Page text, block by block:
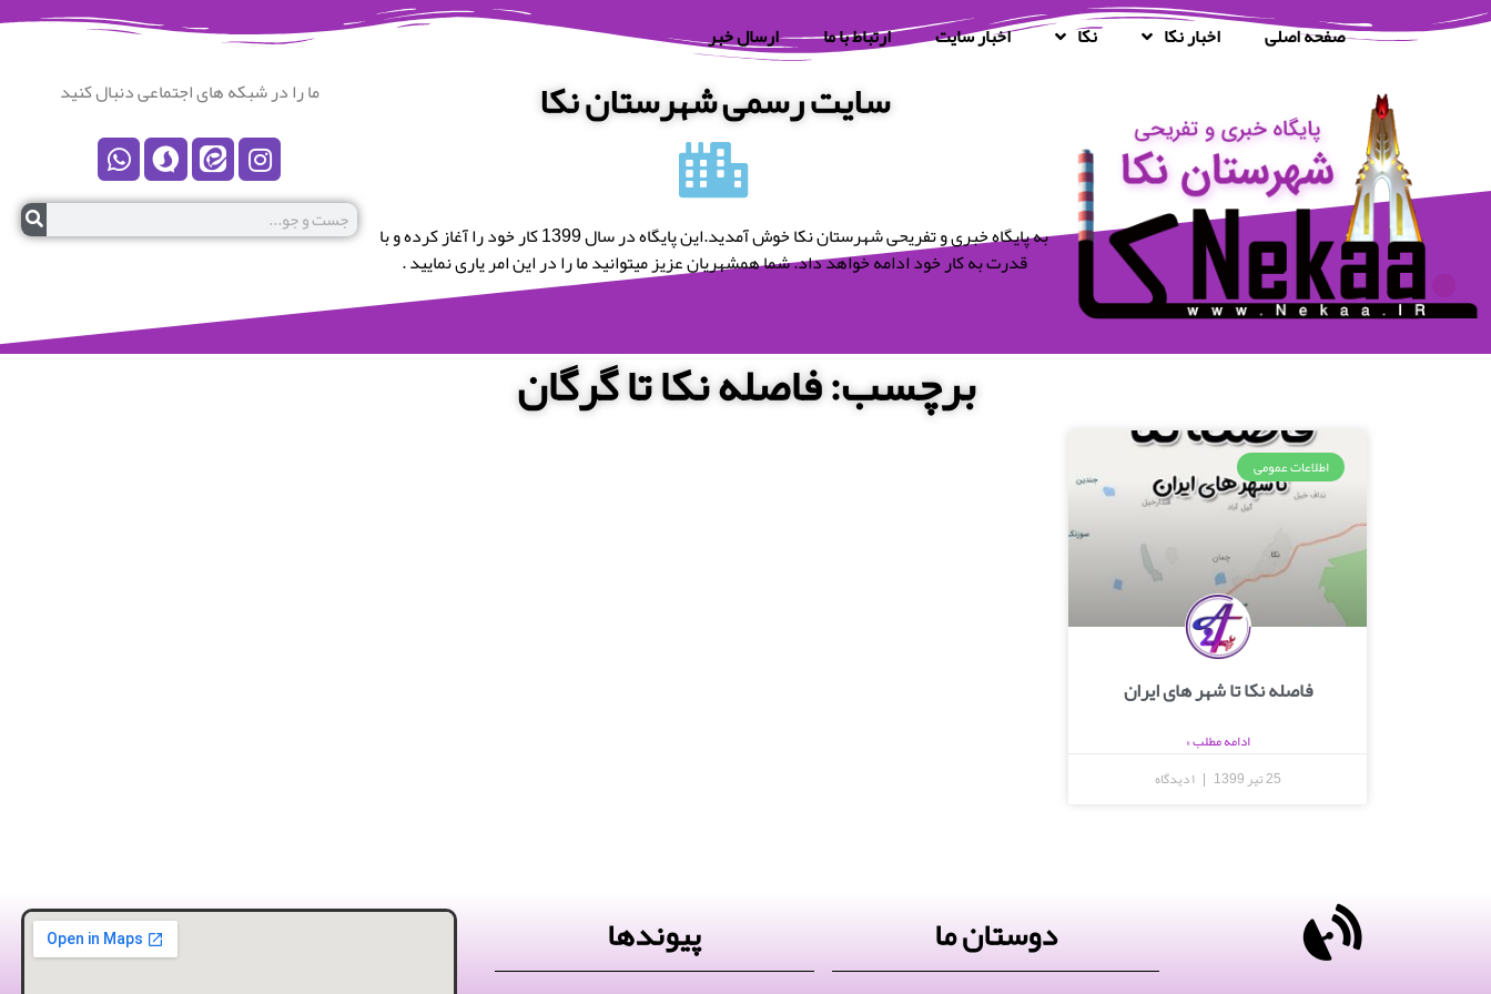
صفحه اصلی اخبار نکا نکا اخبار سایت ارتباط با ما ارسال خبر
سایت رسمی شهرستان نکا
به پایگاه خبری و تفریحی شهرستان نکا خوش آمدید.این پایگاه در سال 1399 کار خود را آغاز کرده و با
قدرت به کار خود ادامه خواهد داد. شما همشهریان عزیز میتوانید ما را در این امر یاری نمایید .
ما را در شبکه های اجتماعی دنبال کنید
برچسب: فاصله نکا تا گرگان
اطلاعات عمومی
فاصله نکا تا شهر های ایران
ادامه مطلب »
25 تیر 1399
۱ دیدگاه
دوستان ما پیوندها